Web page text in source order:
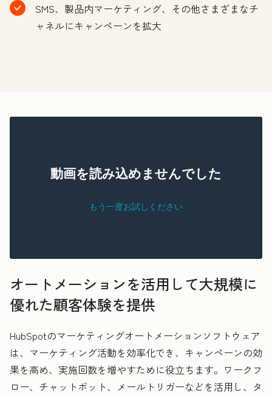
SMS、製品内マーケティング、その他さまざまなチ
ャネルにキャンペーンを拡大
オートメーションを活用して大規模に
優れた顧客体験を提供
HubSpotのマーケティングオートメーションソフトウェア
は、マーケティング活動を効率化でき、キャンペーンの効
果を高め、実施回数を増やすために役立ちます。ワークフ
ロー、チャットボット、メールトリガーなどを活用し、タ